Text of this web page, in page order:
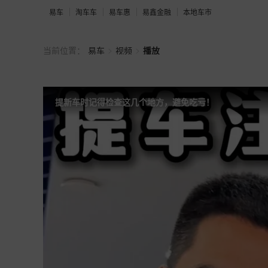
易车 淘车车 易车惠 易鑫金融 本地车市
当前位置： 易车 视频 播放
提新车时记得检查这几个地方，避免吃亏！